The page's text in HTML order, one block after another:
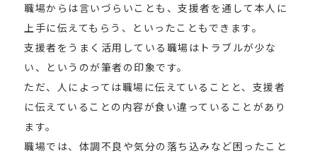
職場からは言いづらいことも、支援者を通して本人に
上手に伝えてもらう、といったこともできます。
支援者をうまく活用している職場はトラブルが少な
い、というのが筆者の印象です。
ただ、人によっては職場に伝えていることと、支援者
に伝えていることの内容が食い違っていることがあり
ます。
職場では、体調不良や気分の落ち込みなど困ったこと